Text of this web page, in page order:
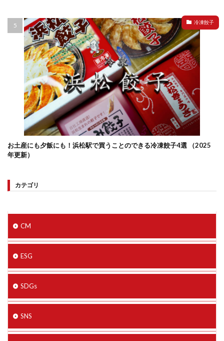
冷凍餃子
お土産にも夕飯にも！浜松駅で買うことのできる冷凍餃子4選 （2025
年更新）
カテゴリ
CM
ESG
SDGs
SNS